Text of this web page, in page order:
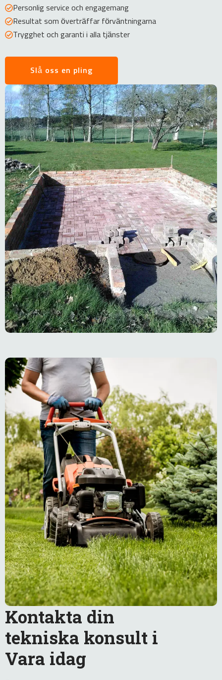
Personlig service och engagemang
Resultat som överträffar förväntningarna
Trygghet och garanti i alla tjänster
Slå oss en pling
Kontakta din
tekniska konsult i
Vara idag